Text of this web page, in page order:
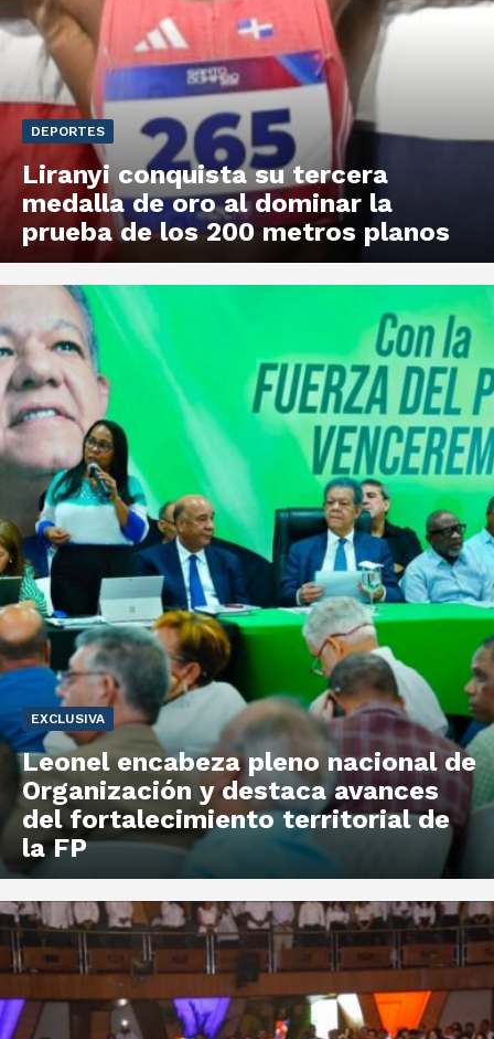
DEPORTES
Liranyi conquista su tercera
medalla de oro al dominar la
prueba de los 200 metros planos
EXCLUSIVA
Leonel encabeza pleno nacional de
Organización y destaca avances
del fortalecimiento territorial de
la FP